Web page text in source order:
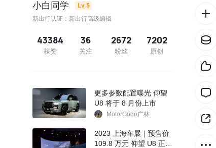
小白同学 Lv.5
新出行认证：新出行高级编辑
43384
获赞
36
关注
2672
粉丝
7202
原创
更多参数配置曝光 仰望
U8 将于 8 月份上市
MotorGogo广林
2023 上海车展｜预售价
109.8 万元 仰望 U8 正式